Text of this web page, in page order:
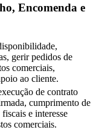
Encomenda e
gerir pedidos de
comerciais,
ao cliente.
de contrato
cumprimento de
e interesse
comerciais.